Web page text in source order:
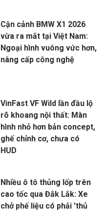
Cận cảnh BMW X1 2026
vừa ra mắt tại Việt Nam:
Ngoại hình vuông vức hơn,
nâng cấp công nghệ
VinFast VF Wild lần đầu lộ
rõ khoang nội thất: Màn
hình nhỏ hơn bản concept,
ghế chỉnh cơ, chưa có
HUD
Nhiều ô tô thủng lốp trên
cao tốc qua Đắk Lắk: Xe
chở phế liệu có phải 'thủ